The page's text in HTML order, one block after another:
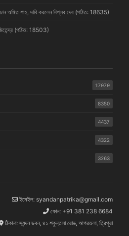
অমিত শাহ, দাবি করলেন বিপ্লব দেব (পঠিত: 18635)
(পঠিত: 18503)
17979
8350
4437
4322
3263
ইমেইল: syandanpatrika@gmail.com
ফোন: +91 381 238 6684
ঠিকানা: স্যন্দন ভবন, ৪১ শকুন্তলা রোড, আগরতলা, ত্রিপুরা